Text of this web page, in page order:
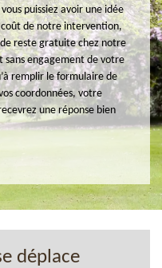
puissiez avoir une idée
de notre intervention,
reste gratuite chez notre
sans engagement de votre
remplir le formulaire de
coordonnées, votre
une réponse bien
déplace